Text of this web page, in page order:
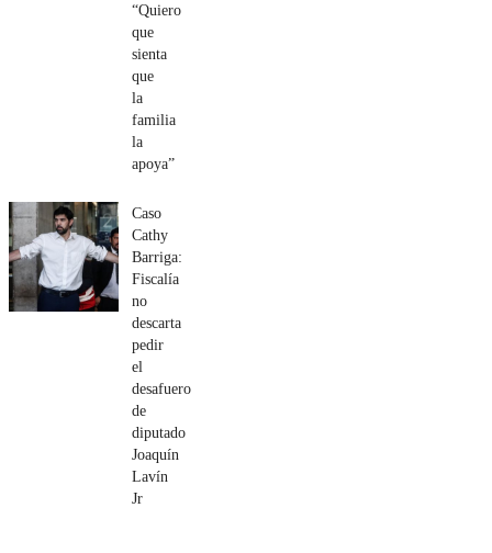
“Quiero
que
sienta
que
la
familia
la
apoya”
Caso
Cathy
Barriga:
Fiscalía
no
descarta
pedir
el
desafuero
de
diputado
Joaquín
Lavín
Jr